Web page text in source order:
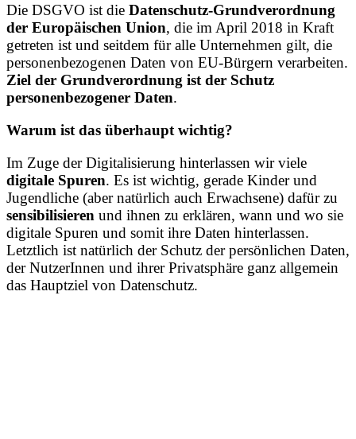
Die DSGVO ist die Datenschutz-Grundverordnung
der Europäischen Union, die im April 2018 in Kraft
getreten ist und seitdem für alle Unternehmen gilt, die
personenbezogenen Daten von EU-Bürgern verarbeiten.
Ziel der Grundverordnung ist der Schutz
personenbezogener Daten.
Warum ist das überhaupt wichtig?
Im Zuge der Digitalisierung hinterlassen wir viele
digitale Spuren. Es ist wichtig, gerade Kinder und
Jugendliche (aber natürlich auch Erwachsene) dafür zu
sensibilisieren und ihnen zu erklären, wann und wo sie
digitale Spuren und somit ihre Daten hinterlassen.
Letztlich ist natürlich der Schutz der persönlichen Daten,
der NutzerInnen und ihrer Privatsphäre ganz allgemein
das Hauptziel von Datenschutz.